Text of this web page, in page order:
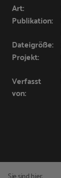
Art:
Publikation:
Dateigröße:
Projekt:
Verfasst
von:
Sie sind hier: